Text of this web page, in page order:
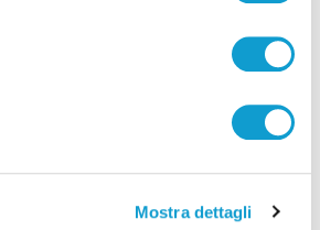
Mostra dettagli